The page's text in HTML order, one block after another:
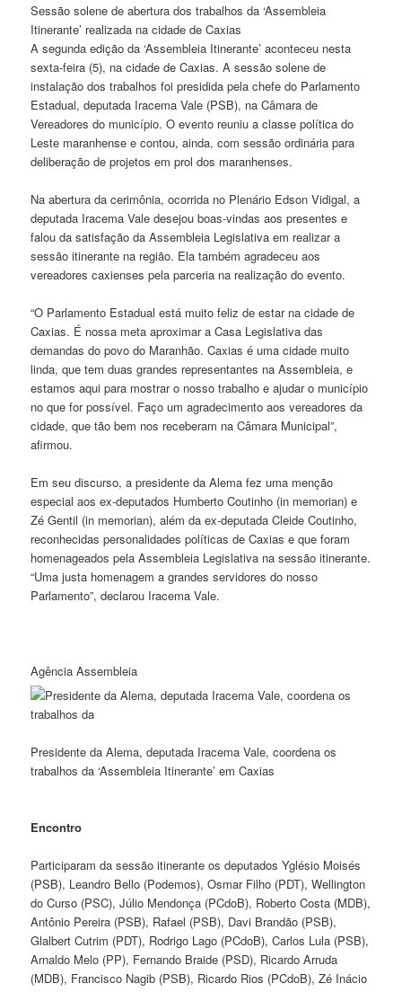
Sessão solene de abertura dos trabalhos da ‘Assembleia
Itinerante’ realizada na cidade de Caxias
A segunda edição da ‘Assembleia Itinerante’ aconteceu nesta
sexta-feira (5), na cidade de Caxias. A sessão solene de
instalação dos trabalhos foi presidida pela chefe do Parlamento
Estadual, deputada Iracema Vale (PSB), na Câmara de
Vereadores do município. O evento reuniu a classe política do
Leste maranhense e contou, ainda, com sessão ordinária para
deliberação de projetos em prol dos maranhenses.
Na abertura da cerimônia, ocorrida no Plenário Edson Vidigal, a
deputada Iracema Vale desejou boas-vindas aos presentes e
falou da satisfação da Assembleia Legislativa em realizar a
sessão itinerante na região. Ela também agradeceu aos
vereadores caxienses pela parceria na realização do evento.
“O Parlamento Estadual está muito feliz de estar na cidade de
Caxias. É nossa meta aproximar a Casa Legislativa das
demandas do povo do Maranhão. Caxias é uma cidade muito
linda, que tem duas grandes representantes na Assembleia, e
estamos aqui para mostrar o nosso trabalho e ajudar o município
no que for possível. Faço um agradecimento aos vereadores da
cidade, que tão bem nos receberam na Câmara Municipal”,
afirmou.
Em seu discurso, a presidente da Alema fez uma menção
especial aos ex-deputados Humberto Coutinho (in memorian) e
Zé Gentil (in memorian), além da ex-deputada Cleide Coutinho,
reconhecidas personalidades políticas de Caxias e que foram
homenageados pela Assembleia Legislativa na sessão itinerante.
“Uma justa homenagem a grandes servidores do nosso
Parlamento”, declarou Iracema Vale.
Agência Assembleia
Presidente da Alema, deputada Iracema Vale, coordena os
trabalhos da ‘Assembleia Itinerante’ em Caxias
Encontro
Participaram da sessão itinerante os deputados Yglésio Moisés
(PSB), Leandro Bello (Podemos), Osmar Filho (PDT), Wellington
do Curso (PSC), Júlio Mendonça (PCdoB), Roberto Costa (MDB),
Antônio Pereira (PSB), Rafael (PSB), Davi Brandão (PSB),
Glalbert Cutrim (PDT), Rodrigo Lago (PCdoB), Carlos Lula (PSB),
Arnaldo Melo (PP), Fernando Braide (PSD), Ricardo Arruda
(MDB), Francisco Nagib (PSB), Ricardo Rios (PCdoB), Zé Inácio